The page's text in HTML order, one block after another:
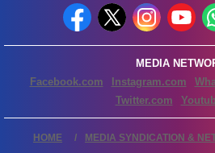
MEDIA
Facebook.com
Instagram.com
Twitter.com
HOME MEDIA SYNDICATION &